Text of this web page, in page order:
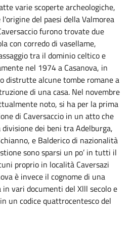
varie scoperte archeologiche,
del paesi della Valmorea
furono trovate due
con corredo di vasellame,
tra il dominio celtico e
nel 1974 a Casanova, in
distrutte alcune tombe romane a
di una casa. Nel novembre
noto, si ha per la prima
di Caversaccio in un atto che
dei beni tra Adelburga,
e Balderico di nazionalità
sono sparsi un po’ in tutti il
proprio in località Caversazi
è invece il cognome di una
vari documenti del Xlll secolo e
un codice quattrocentesco del